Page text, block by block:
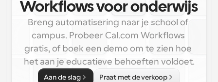
Workflows voor onderwijs
Breng automatisering naar je school of
campus. Probeer Cal.com Workflows
gratis, of boek een demo om te zien hoe
het aan je educatieve behoeften voldoet.
Aan de slag Praat met de verkoop